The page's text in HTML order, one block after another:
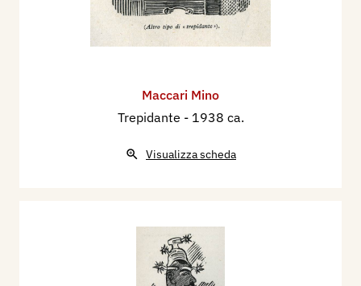
Maccari Mino
Trepidante - 1938 ca.
Visualizza scheda